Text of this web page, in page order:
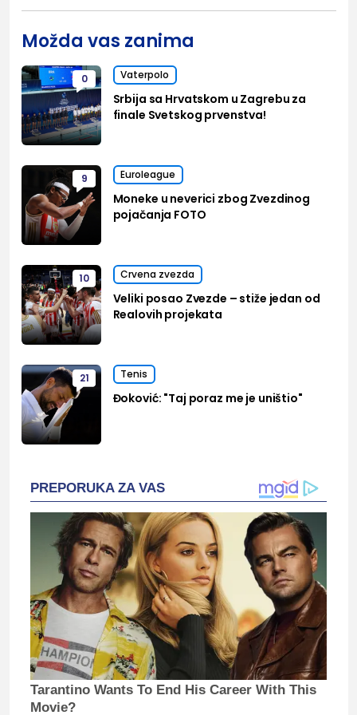
Možda vas zanima
0 Vaterpolo
Srbija sa Hrvatskom u Zagrebu za
finale Svetskog prvenstva!
9 Euroleague
Moneke u neverici zbog Zvezdinog
pojačanja FOTO
10 Crvena zvezda
Veliki posao Zvezde – stiže jedan od
Realovih projekata
21 Tenis
Đoković: "Taj poraz me je uništio"
PREPORUKA ZA VAS
Tarantino Wants To End His Career With This
Movie?